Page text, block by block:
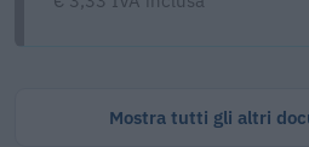
Mostra tutti gli altri